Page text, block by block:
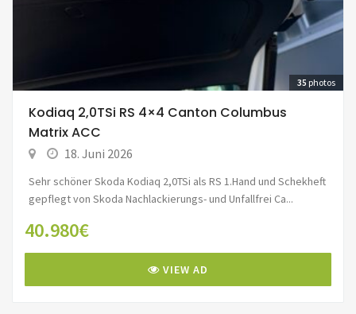
35 photos
Kodiaq 2,0TSi RS 4×4 Canton Columbus
Matrix ACC
18. Juni 2026
Sehr schöner Skoda Kodiaq 2,0TSi als RS 1.Hand und Schekheft
gepflegt von Skoda Nachlackierungs- und Unfallfrei Ca...
40.980€
VIEW AD